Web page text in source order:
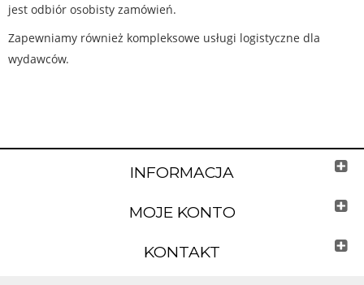
jest odbiór osobisty zamówień.
Zapewniamy również kompleksowe usługi logistyczne dla
wydawców.
INFORMACJA
MOJE KONTO
KONTAKT